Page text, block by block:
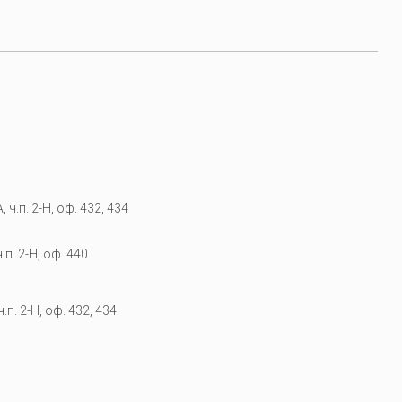
ч.п. 2-Н, оф. 432, 434
2-Н, оф. 440
2-Н, оф. 432, 434